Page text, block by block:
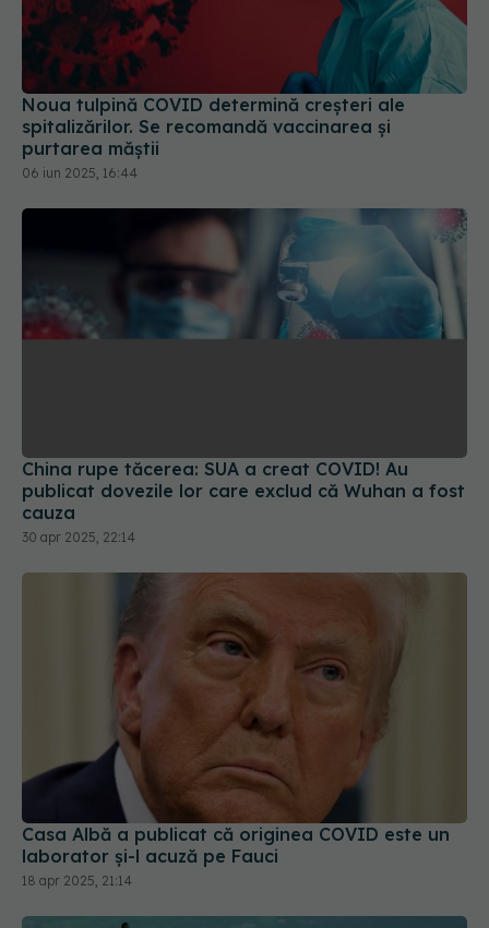
Noua tulpină COVID determină creșteri ale
spitalizărilor. Se recomandă vaccinarea și
purtarea măștii
06 iun 2025, 16:44
China rupe tăcerea: SUA a creat COVID! Au
publicat dovezile lor care exclud că Wuhan a fost
cauza
30 apr 2025, 22:14
Casa Albă a publicat că originea COVID este un
laborator și-l acuză pe Fauci
18 apr 2025, 21:14